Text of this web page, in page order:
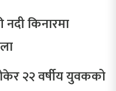
किनारमा
२२ वर्षीय युवकको